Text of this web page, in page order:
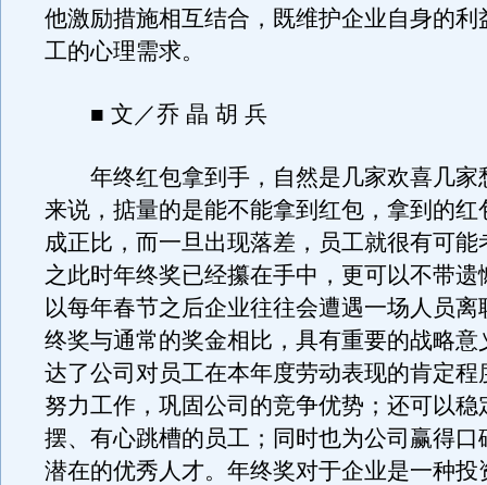
他激励措施相互结合，既维护企业自身的利
工的心理需求。
■ 文／乔 晶 胡 兵
年终红包拿到手，自然是几家欢喜几家
来说，掂量的是能不能拿到红包，拿到的红
成正比，而一旦出现落差，员工就很有可能
之此时年终奖已经攥在手中，更可以不带遗
以每年春节之后企业往往会遭遇一场人员离
终奖与通常的奖金相比，具有重要的战略意
达了公司对员工在本年度劳动表现的肯定程
努力工作，巩固公司的竞争优势；还可以稳
摆、有心跳槽的员工；同时也为公司赢得口
潜在的优秀人才。年终奖对于企业是一种投